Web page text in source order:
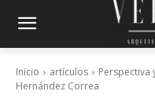
Inicio artículos
Perspectiva
Hernández Correa